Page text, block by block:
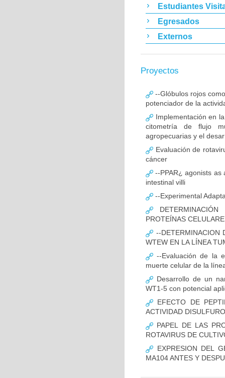
Estudiantes
Egresados
Externos
Proyectos
--Glóbulos rojos
potenciador de la
Implementación en
citometría de flujo
agropecuarias y el
Evaluación de
cáncer
--PPAR¿ agonists as
intestinal villi
--Experimental
PROTEÍNAS
--DETERMINACION
WTEW EN LA LÍNEA
--Evaluación de la
muerte celular de la
Desarrollo de un
WT1-5 con potencial
EFECTO DE
ACTIVIDAD
PAPEL DE LAS
ROTAVIRUS DE
EXPRESION DEL
MA104 ANTES Y